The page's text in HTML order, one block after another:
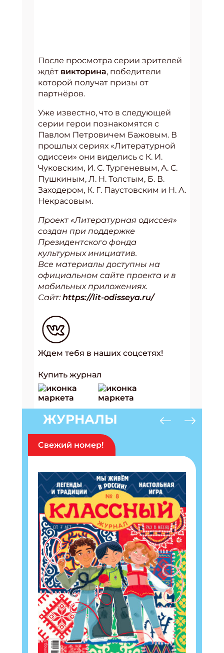
После просмотра серии зрителей
ждёт викторина, победители
которой получат призы от
партнёров.
Уже известно, что в следующей
серии герои познакомятся с
Павлом Петровичем Бажовым. В
прошлых сериях «Литературной
одиссеи» они виделись с К. И.
Чуковским, И. С. Тургеневым, А. С.
Пушкиным, Л. Н. Толстым, Б. В.
Заходером, К. Г. Паустовским и Н. А.
Некрасовым.
Проект «Литературная одиссея»
создан при поддержке
Президентского фонда
культурных инициатив.
Все материалы доступны на
официальном сайте проекта и в
мобильных приложениях.
Сайт:https://lit-odisseya.ru/
Ждем тебя в наших соцсетях!
Купить журнал
ЖУРНАЛЫ
Свежий номер!